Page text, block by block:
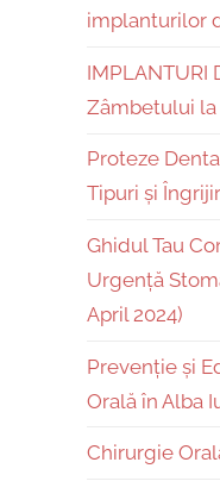
implanturilor
IMPLANTURI
Zâmbetului la
Proteze
Tipuri și
Ghidul Tau
Urgență
April 2024)
Prevenție și
Orală în Alba
Chirurgie